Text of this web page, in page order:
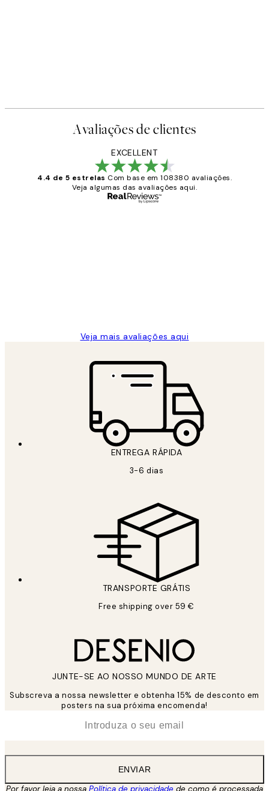
Avaliações de clientes
EXCELLENT
4.4 de 5 estrelas Com base em 108380 avaliações.
Veja algumas das avaliações aqui.
Veja mais avaliações aqui
ENTREGA RÁPIDA
3-6 dias
TRANSPORTE GRÁTIS
Free shipping over 59 €
JUNTE-SE AO NOSSO MUNDO DE ARTE
Subscreva a nossa newsletter e obtenha 15% de desconto em
posters na sua próxima encomenda!
ENVIAR